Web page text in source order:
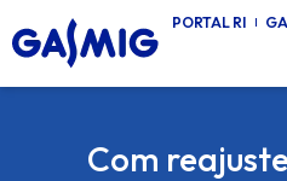
conteúdo
para
PORTAL RI
Com